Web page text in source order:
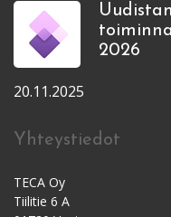
2026
20.11.2025
Yhteystiedot
TECA Oy
Tiilitie 6 A